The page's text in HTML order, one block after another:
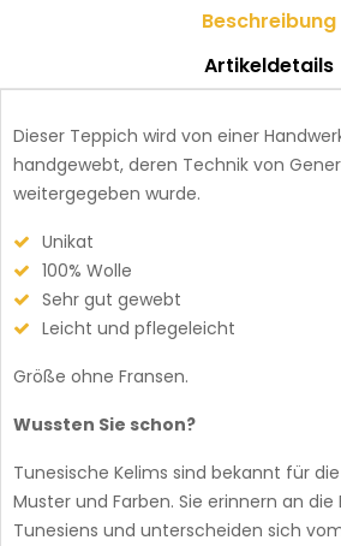
Beschreibung
Artikeldetails
Dieser Teppich wird von einer
handgewebt, deren Technik von
weitergegeben wurde.
Unikat
100% Wolle
Sehr gut gewebt
Leicht und pflegeleicht
Größe ohne Fransen.
Wussten Sie schon?
Tunesische Kelims sind bekannt für
Muster und Farben. Sie erinnern an
Tunesiens und unterscheiden sich